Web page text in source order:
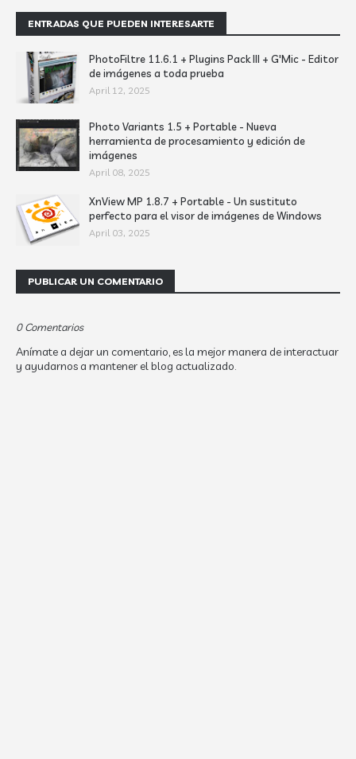
ENTRADAS QUE PUEDEN INTERESARTE
PhotoFiltre 11.6.1 + Plugins Pack III + G'Mic - Editor
de imágenes a toda prueba
April 12, 2025
Photo Variants 1.5 + Portable - Nueva
herramienta de procesamiento y edición de
imágenes
April 08, 2025
XnView MP 1.8.7 + Portable - Un sustituto
perfecto para el visor de imágenes de Windows
April 03, 2025
PUBLICAR UN COMENTARIO
0 Comentarios
Anímate a dejar un comentario, es la mejor manera de interactuar
y ayudarnos a mantener el blog actualizado.